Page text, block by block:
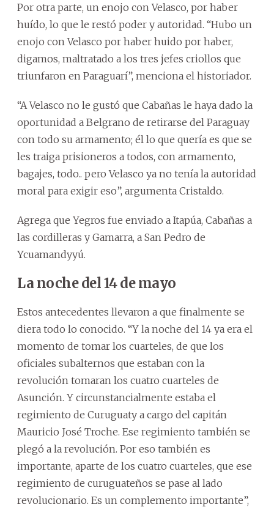
Por otra parte, un enojo con Velasco, por haber
huído, lo que le restó poder y autoridad. “Hubo un
enojo con Velasco por haber huido por haber,
digamos, maltratado a los tres jefes criollos que
triunfaron en Paraguarí”, menciona el historiador.
“A Velasco no le gustó que Cabañas le haya dado la
oportunidad a Belgrano de retirarse del Paraguay
con todo su armamento; él lo que quería es que se
les traiga prisioneros a todos, con armamento,
bagajes, todo.. pero Velasco ya no tenía la autoridad
moral para exigir eso”, argumenta Cristaldo.
Agrega que Yegros fue enviado a Itapúa, Cabañas a
las cordilleras y Gamarra, a San Pedro de
Ycuamandyyú.
La noche del 14 de mayo
Estos antecedentes llevaron a que finalmente se
diera todo lo conocido. “Y la noche del 14 ya era el
momento de tomar los cuarteles, de que los
oficiales subalternos que estaban con la
revolución tomaran los cuatro cuarteles de
Asunción. Y circunstancialmente estaba el
regimiento de Curuguaty a cargo del capitán
Mauricio José Troche. Ese regimiento también se
plegó a la revolución. Por eso también es
importante, aparte de los cuatro cuarteles, que ese
regimiento de curuguateños se pase al lado
revolucionario. Es un complemento importante”,